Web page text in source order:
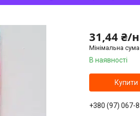
31,44 ₴/
Мінімальна
В наявності
Купити
+380 (97) 067-